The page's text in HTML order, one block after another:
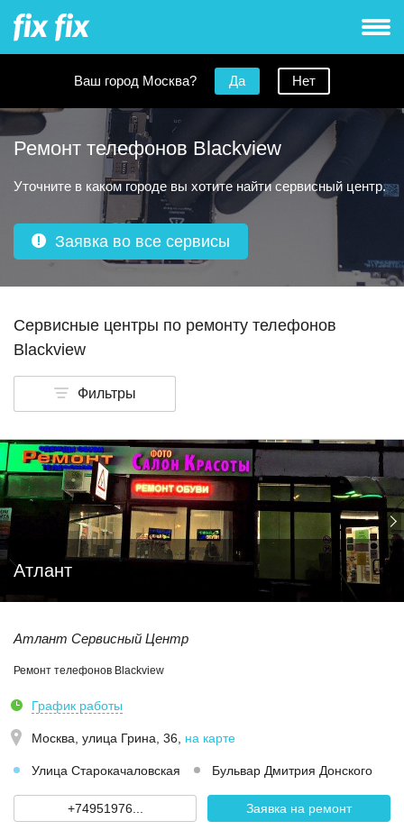
Ваш город Москва? Да Нет
Ремонт телефонов Blackview
Уточните в каком городе вы хотите найти сервисный центр.
Заявка во все сервисы
Сервисные центры по ремонту телефонов
Blackview
Фильтры
Атлант
Атлант Сервисный Центр
Ремонт телефонов Blackview
График работы
Москва, улица Грина, 36 на карте
Улица Старокачаловская Бульвар Дмитрия Донского
+74951976... Заявка на ремонт